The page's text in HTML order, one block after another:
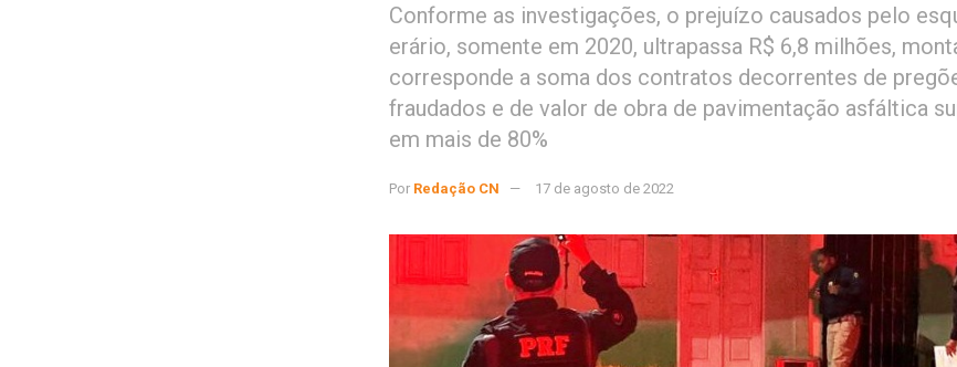
Conforme as investigações, o prejuízo causados pelo
erário, somente em 2020, ultrapassa R$ 6,8 milhões,
corresponde a soma dos contratos decorrentes de
fraudados e de valor de obra de pavimentação asfáltica
em mais de 80%
Por Redação CN 17 de agosto de 2022